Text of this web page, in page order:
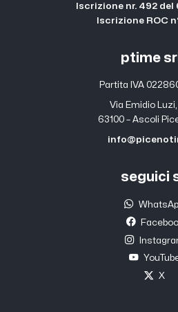
Iscrizione nr. 492 del
Iscrizione ROC
ptime
Partita IVA
Via Emidio
63100 – Ascoli
seguici
X